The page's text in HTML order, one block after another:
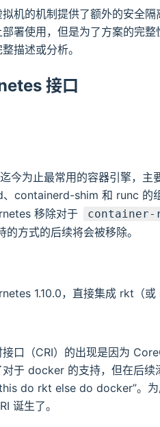
拟机的机制提供了额外的安全
署使用，但是为了方案的完
描述或分析。
接口
今为止最常用的容器引擎，主
containerd-shim 和 runc 的
移除对于
container-
方式的后续将会被移除。
1.10.0，直接集成 rkt（或
接口（CRI）的出现是因为
对于 docker 的支持，但在后
do rkt else do docker”。为
诞生了。